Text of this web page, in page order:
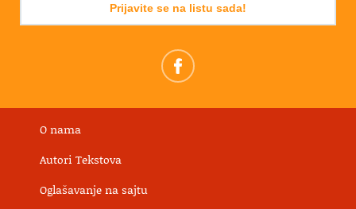
Prijavite se na listu sada!
O nama
Autori Tekstova
Oglašavanje na sajtu